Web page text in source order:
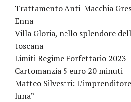
Trattamento Anti-Macchia
Enna
Villa Gloria, nello splendore
toscana
Limiti Regime Forfettario 2023
Cartomanzia 5 euro 20 minuti
Matteo Silvestri:
luna”